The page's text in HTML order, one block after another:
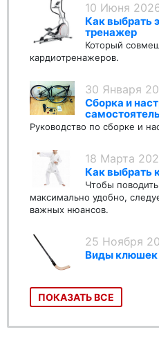
10 Июня
Как выбрать
тренажер
Который
кардиотренажеров.
30 Января
Сборка и
Руководство по сборке и
18 Марта
Как выбрать
Чтобы
максимально удобно,
важных нюансов.
25 Ноября
Виды клюшек
ПОКАЗАТЬ ВСЕ